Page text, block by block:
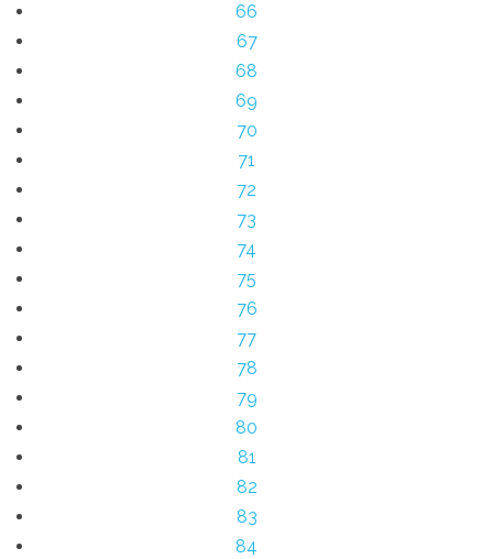
66
67
68
69
70
71
72
73
74
75
76
77
78
79
80
81
82
83
84